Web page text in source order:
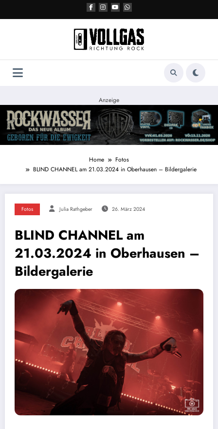
Anzeige
Home
Fotos
BLIND CHANNEL am 21.03.2024 in Oberhausen – Bildergalerie
Fotos Julia Rathgeber 26. März 2024
BLIND CHANNEL am
21.03.2024 in Oberhausen –
Bildergalerie